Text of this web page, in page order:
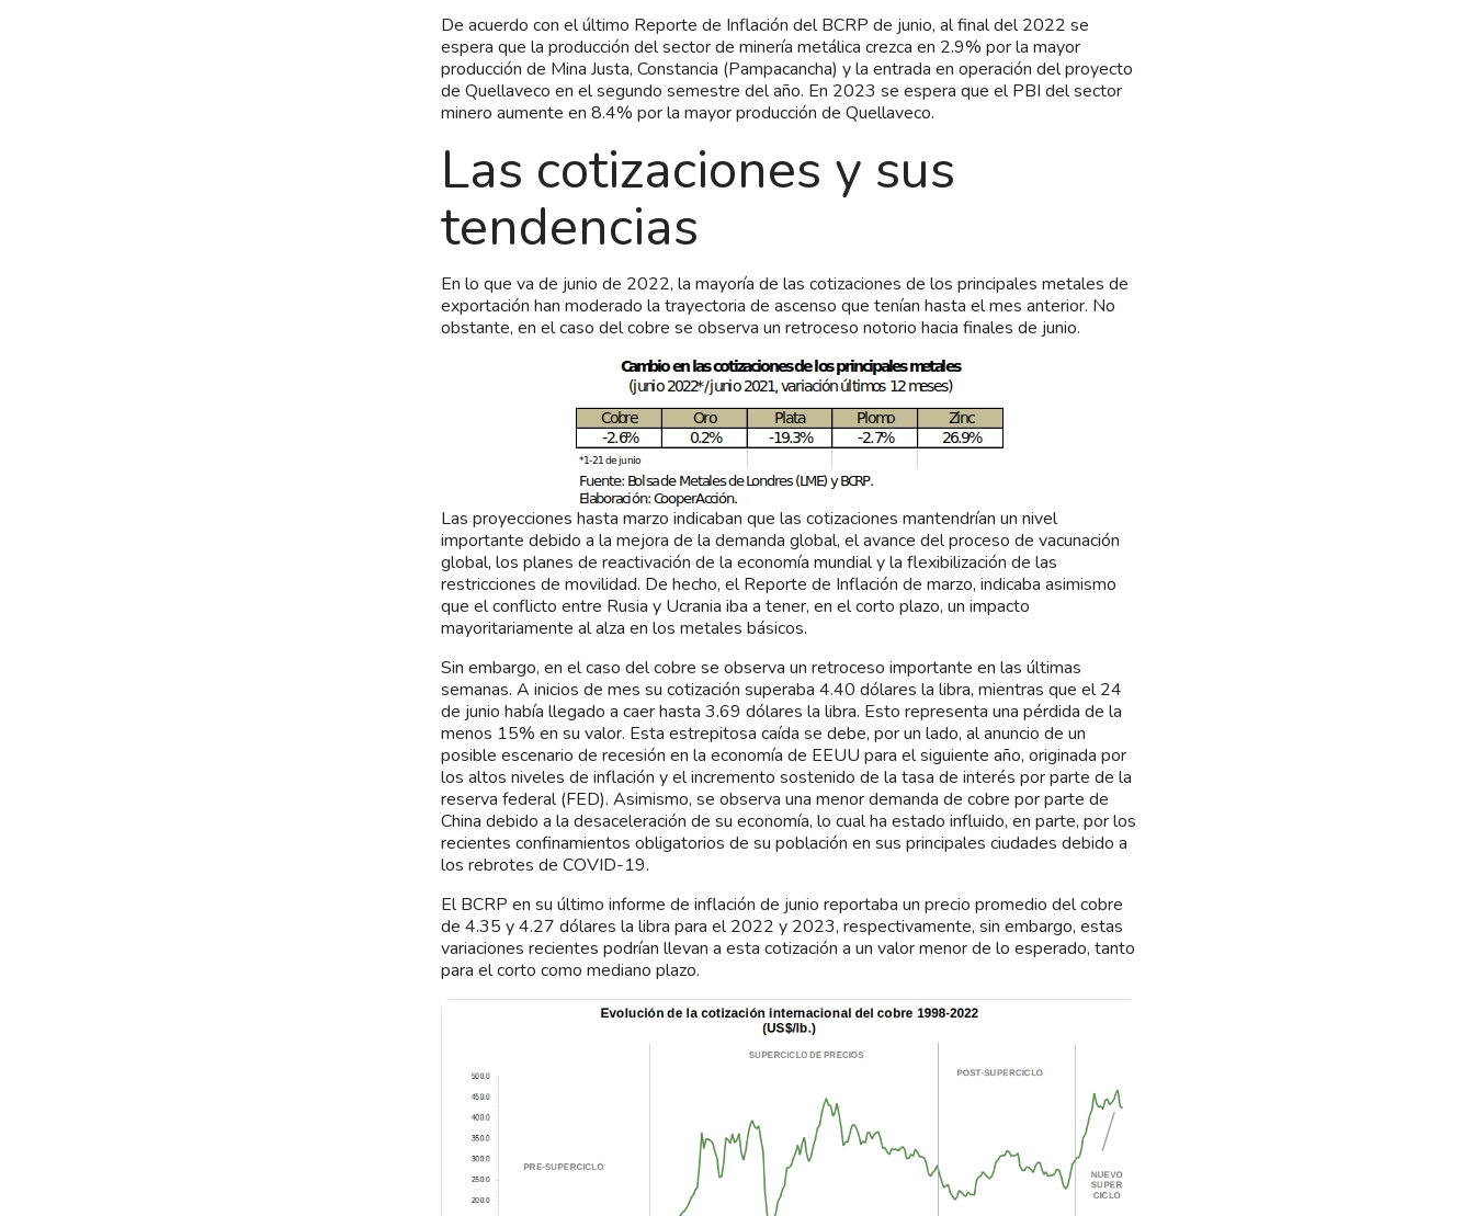
De acuerdo con el último Reporte de Inflación del BCRP de junio, al final del 2022 se
espera que la producción del sector de minería metálica crezca en 2.9% por la mayor
producción de Mina Justa, Constancia (Pampacancha) y la entrada en operación del proyecto
de Quellaveco en el segundo semestre del año. En 2023 se espera que el PBI del sector
minero aumente en 8.4% por la mayor producción de Quellaveco.
Las cotizaciones y sus
tendencias
En lo que va de junio de 2022, la mayoría de las cotizaciones de los principales metales de
exportación han moderado la trayectoria de ascenso que tenían hasta el mes anterior. No
obstante, en el caso del cobre se observa un retroceso notorio hacia finales de junio.
Las proyecciones hasta marzo indicaban que las cotizaciones mantendrían un nivel
importante debido a la mejora de la demanda global, el avance del proceso de vacunación
global, los planes de reactivación de la economía mundial y la flexibilización de las
restricciones de movilidad. De hecho, el Reporte de Inflación de marzo, indicaba asimismo
que el conflicto entre Rusia y Ucrania iba a tener, en el corto plazo, un impacto
mayoritariamente al alza en los metales básicos.
Sin embargo, en el caso del cobre se observa un retroceso importante en las últimas
semanas. A inicios de mes su cotización superaba 4.40 dólares la libra, mientras que el 24
de junio había llegado a caer hasta 3.69 dólares la libra. Esto representa una pérdida de la
menos 15% en su valor. Esta estrepitosa caída se debe, por un lado, al anuncio de un
posible escenario de recesión en la economía de EEUU para el siguiente año, originada por
los altos niveles de inflación y el incremento sostenido de la tasa de interés por parte de la
reserva federal (FED). Asimismo, se observa una menor demanda de cobre por parte de
China debido a la desaceleración de su economía, lo cual ha estado influido, en parte, por los
recientes confinamientos obligatorios de su población en sus principales ciudades debido a
los rebrotes de COVID-19.
El BCRP en su último informe de inflación de junio reportaba un precio promedio del cobre
de 4.35 y 4.27 dólares la libra para el 2022 y 2023, respectivamente, sin embargo, estas
variaciones recientes podrían llevan a esta cotización a un valor menor de lo esperado, tanto
para el corto como mediano plazo.